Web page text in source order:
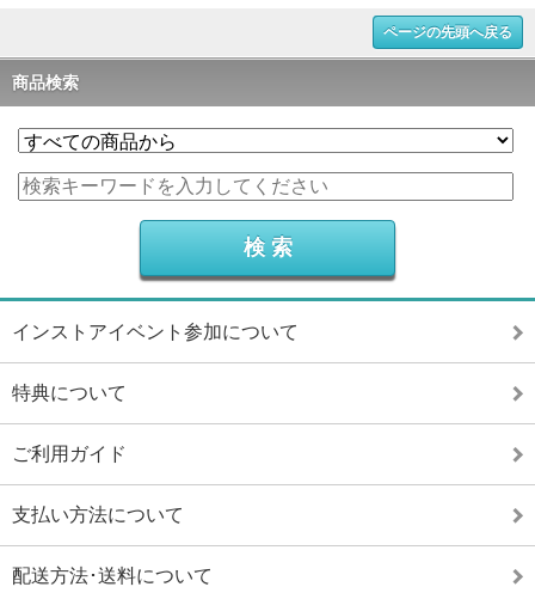
ページの先頭へ戻る
商品検索
インストアイベント参加について
特典について
ご利用ガイド
支払い方法について
配送方法･送料について